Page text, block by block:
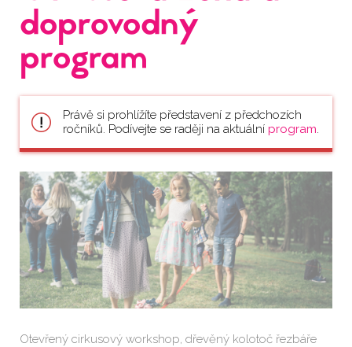
doprovodný
program
Právě si prohlížíte představení z předchozích
ročníků. Podívejte se raději na aktuální program.
Otevřený cirkusový workshop, dřevěný kolotoč řezbáře